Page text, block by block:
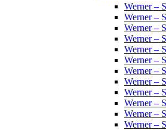
Werner –
Werner –
Werner –
Werner –
Werner –
Werner –
Werner –
Werner –
Werner –
Werner –
Werner –
Werner –